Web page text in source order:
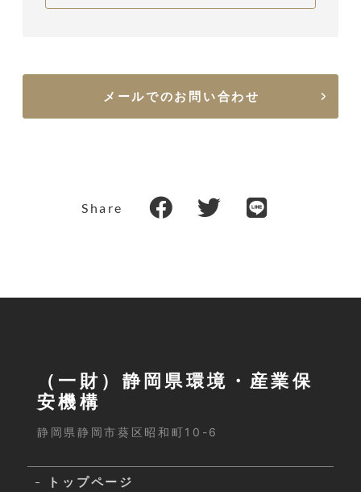
メールでのお問い合わせ
Share
（一財）静岡県環境・産業保
安機構
静岡県静岡市葵区昭和町10-6
トップページ